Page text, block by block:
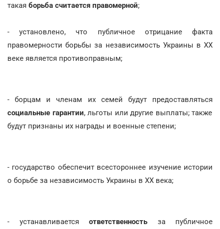
такая борьба считается правомерной;
- установлено, что публичное отрицание факта
правомерности борьбы за независимость Украины в ХХ
веке является противоправным;
- борцам и членам их семей будут предоставляться
социальные гарантии, льготы или другие выплаты; также
будут признаны их награды и военные степени;
- государство обеспечит всестороннее изучение истории
о борьбе за независимость Украины в ХХ века;
- устанавливается ответственность за публичное